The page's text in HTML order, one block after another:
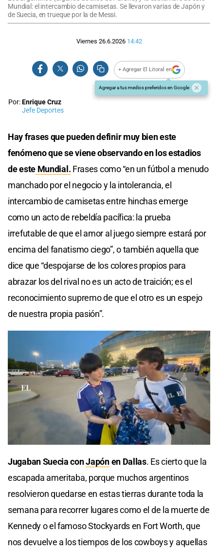
Mundial: el intercambio de camisetas. Se llevaron varias de Japón y
de Suecia, en trueque por la de Messi.
Viernes 26.6.2026 14:42
+ Agregar El Litoral en
Agregar a tus medios preferidos en Google
Por:Enrique Cruz
Jefe Deportes
Hay frases que pueden definir muy bien este
fenómeno que se viene observando en los estadios
de esteMundial. Frases como “en un fútbol a menudo
manchado por el negocio y la intolerancia, el
intercambio de camisetas entre hinchas emerge
como un acto de rebeldía pacífica: la prueba
irrefutable de que el amor al juego siempre estará por
encima del fanatismo ciego”, o también aquella que
dice que “despojarse de los colores propios para
abrazar los del rival no es un acto de traición; es el
reconocimiento supremo de que el otro es un espejo
de nuestra propia pasión”.
Jugaban Suecia conJapónen Dallas. Es cierto que la
escapada ameritaba, porque muchos argentinos
resolvieron quedarse en estas tierras durante toda la
semana para recorrer lugares como el de la muerte de
Kennedy o el famoso Stockyards en Fort Worth, que
nos devuelve a los tiempos de los cowboys y aquellas